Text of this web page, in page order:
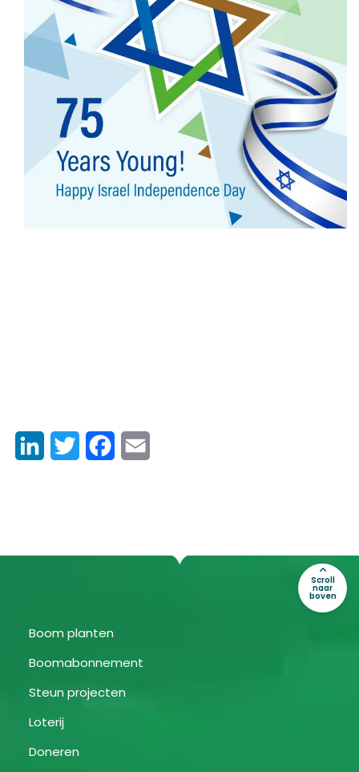
LinkedInTwitter Facebook
Boom planten
Boomabonnement
Steun projecten
Loterij
Doneren
Scroll
naar
boven